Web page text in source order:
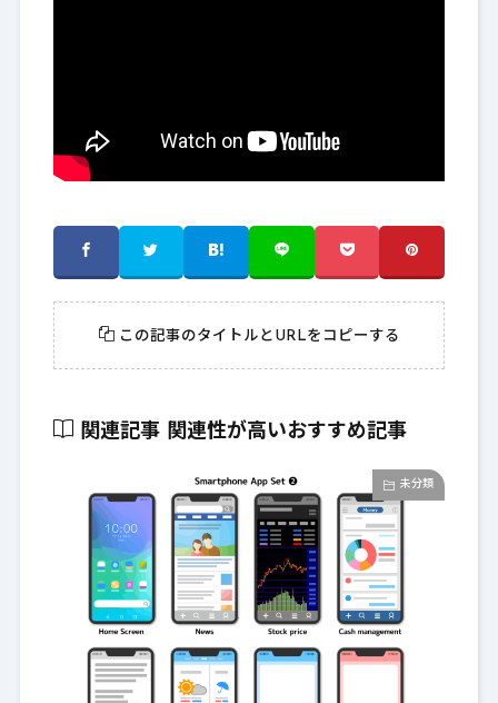
この記事のタイトルとURLをコピーする
関連記事 関連性が高いおすすめ記事
未分類